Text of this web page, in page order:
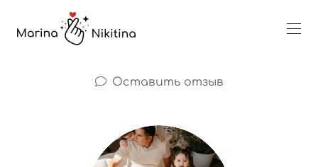
Оставить отзыв